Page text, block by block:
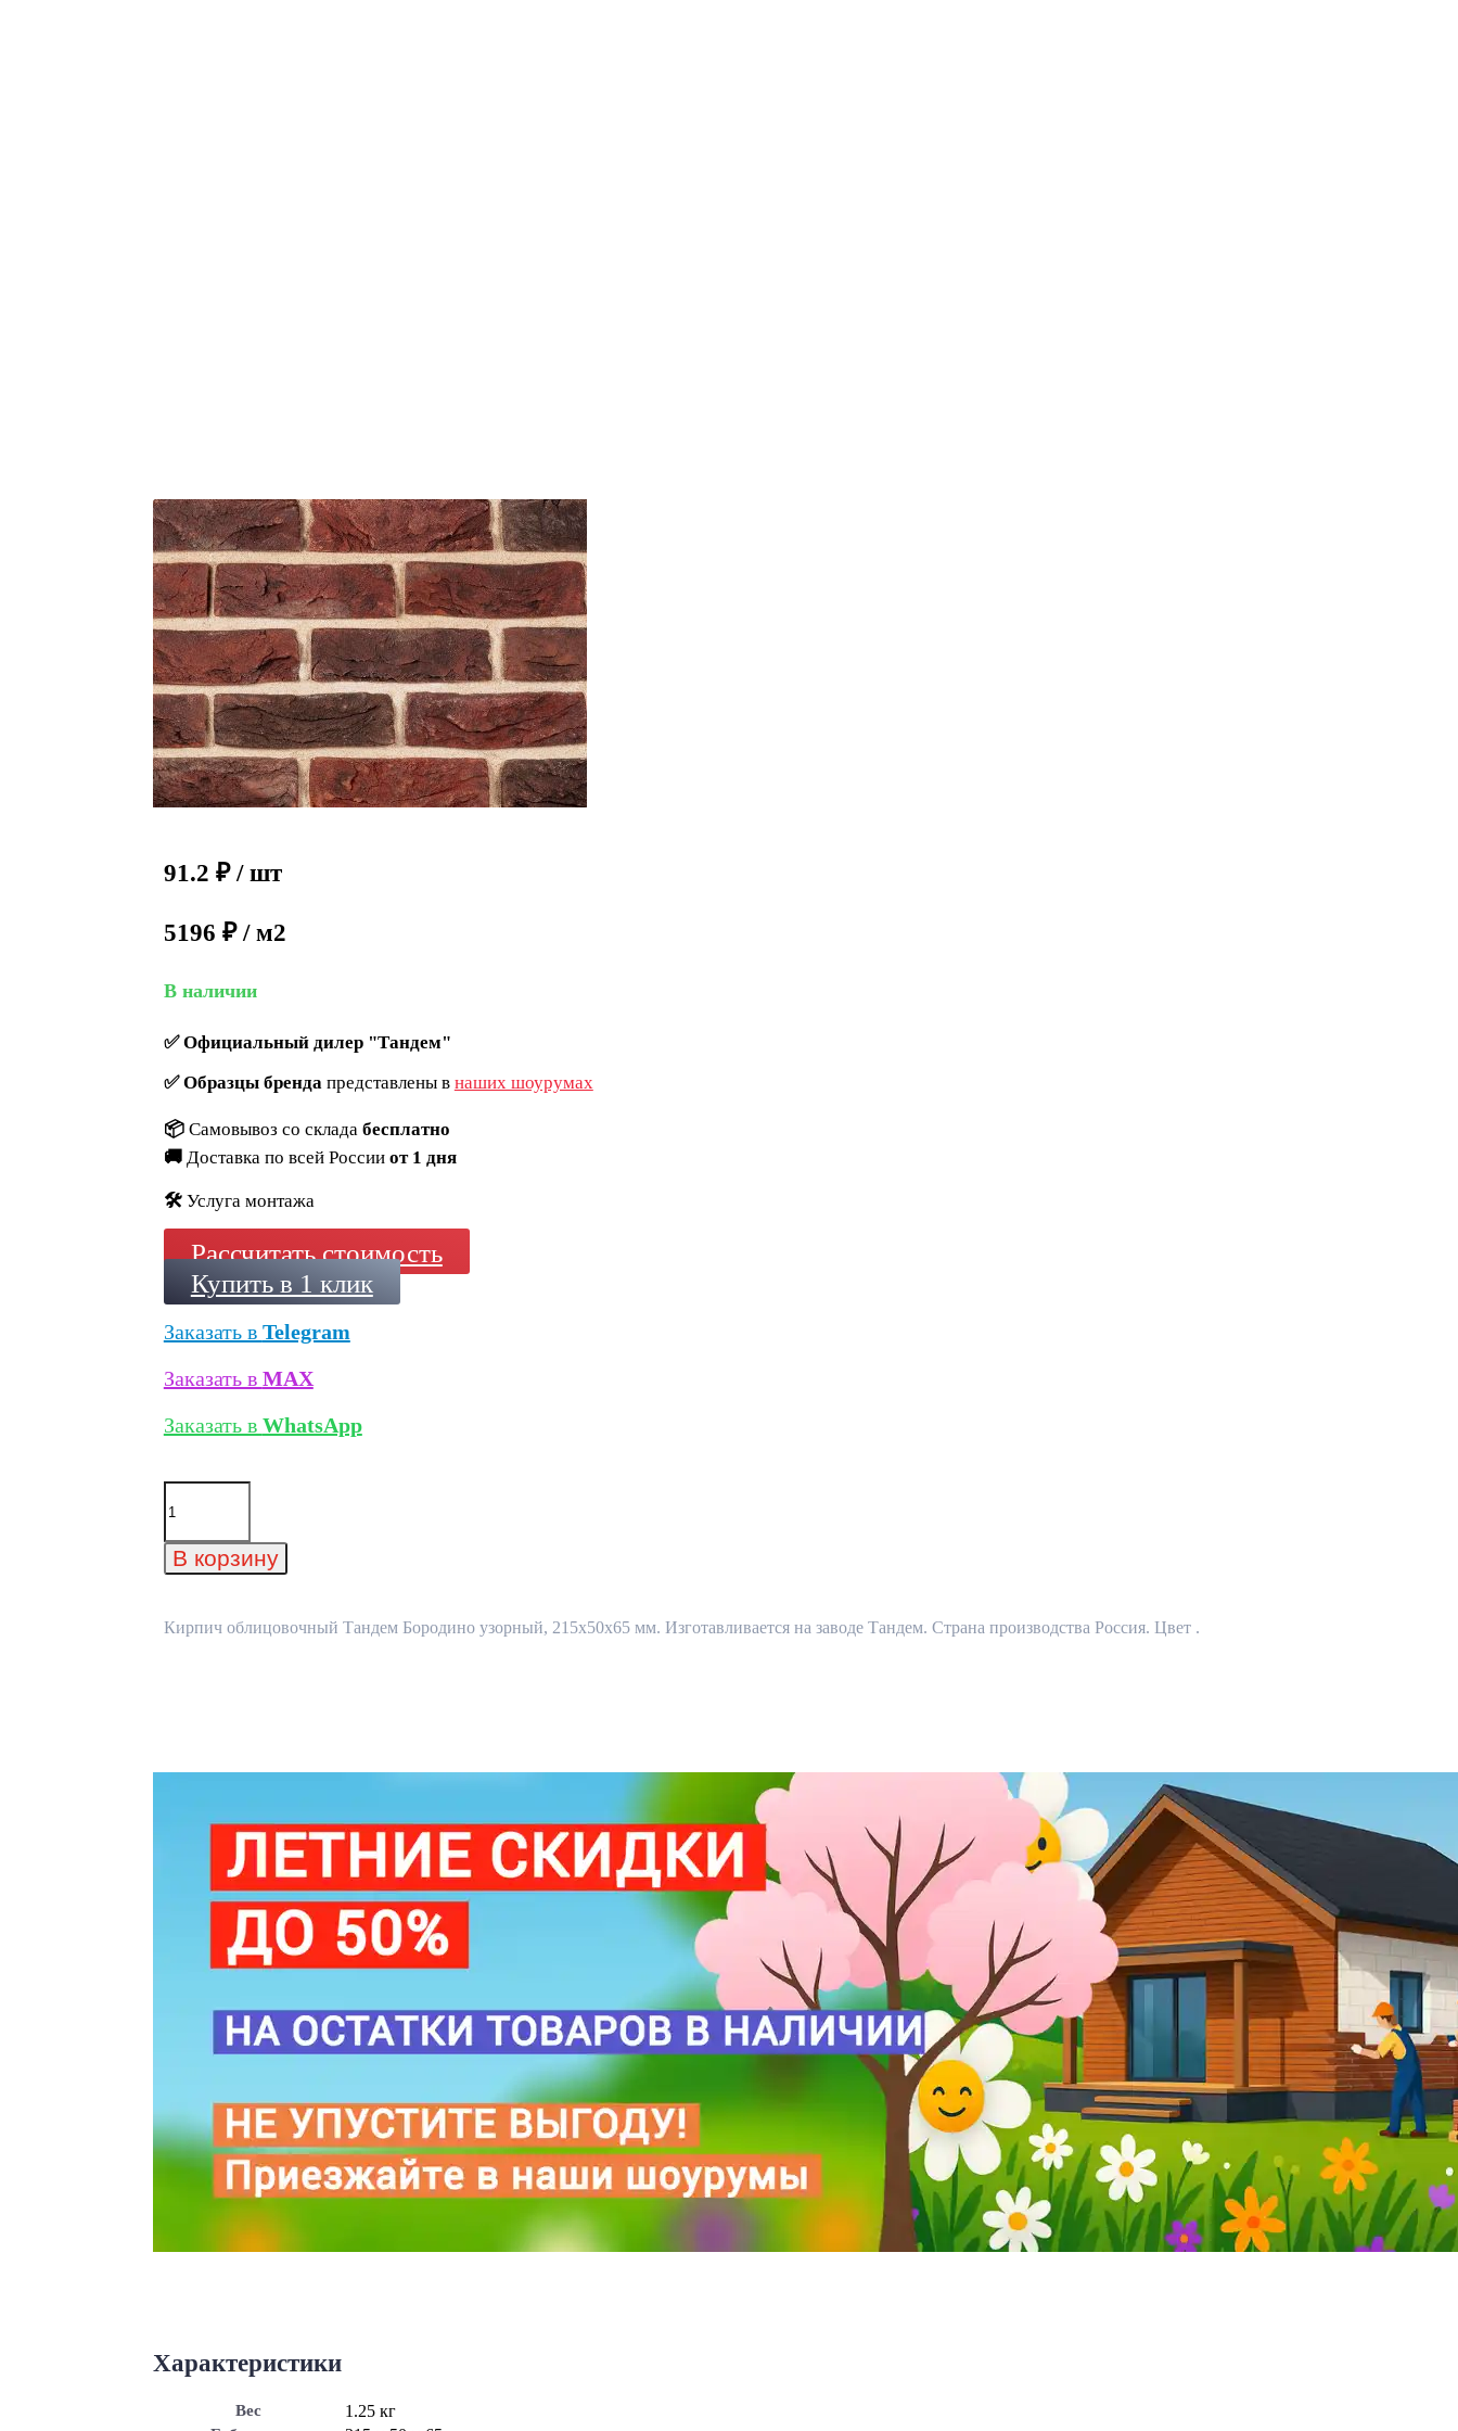
91.2 ₽ / шт
5196 ₽ / м2
В наличии
✅Официальный дилер "Тандем"
✅Образцы брендапредставлены в наших шоурумах
📦 Самовывоз со склада бесплатно
🚚 Доставка по всей России от 1 дня
🛠️ Услуга монтажа
Рассчитать стоимость
Купить в 1 клик
Заказать в Telegram
Заказать в MAX
Заказать в WhatsApp
Количество
товара
облицовочный
Тандем
215x50x65
В корзину
Кирпич облицовочный Тандем Бородино узорный, 215x50x65 мм. Изготавливается на заводе Тандем. Страна производства Россия. Цвет .
Характеристики
Вес 1.25 кг